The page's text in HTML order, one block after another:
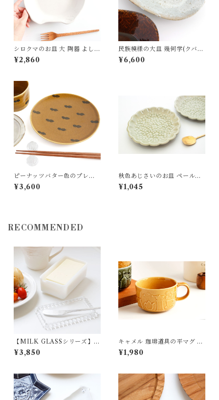
シロクマのお皿 大 陶器 よしざ
わ窯
¥2,860
民族模様の大皿 幾何学(クバ族
クバクロス) 陶器 OKAMA St
udio 岡安まりな
¥6,600
ピーナッツバター色のプレー
トM ピーナッツ 陶器 nagusa
¥3,600
秋色あじさいのお皿 ペールグ
リーン 陶器 よしざわ窯 益子
¥1,045
RECOMMENDED
【MILK GLASSシリーズ】ミ
ルキーホワイトバターケース
ガラス 松ヶ岡ガラス
¥3,850
キャメル 珈琲道具の平マグ 磁
器 よしざわ窯 益子
¥1,980